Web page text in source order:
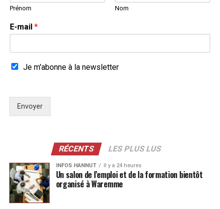
Prénom Nom
E-mail *
Je m'abonne à la newsletter
Envoyer
RÉCENTS LES PLUS LUS
INFOS HANNUT Il y a 24 heures
Un salon de l’emploi et de la formation bientôt
organisé à Waremme